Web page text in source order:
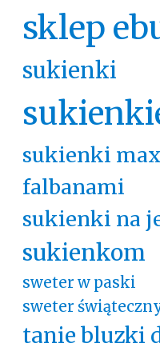
sklep
sukienki
sukienki
falbanami
sukienki na
sukienkom
sweter w paski
sweter
tanie bluzki